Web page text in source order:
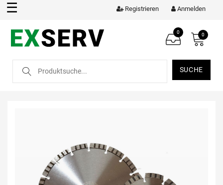
☰ Anmelden
Registrieren
SUCHE
0 0